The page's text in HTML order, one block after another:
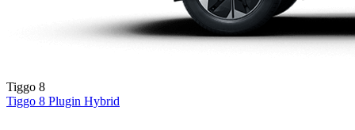
Tiggo 8
Tiggo 8 Plugin Hybrid